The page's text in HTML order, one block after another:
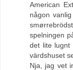
American
någon
spelningen
det lite lugnt
värdshuset
Nja, jag vet